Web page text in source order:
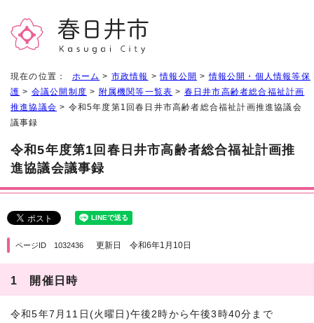
現在の位置： ホーム > 市政情報 >情報公開 >情報公開・個人情報等保
護 > 会議公開制度 > 附属機関等一覧表 > 春日井市高齢者総合福祉計画
推進協議会 > 令和5年度第1回春日井市高齢者総合福祉計画推進協議会
議事録
令和5年度第1回春日井市高齢者総合福祉計画推
進協議会議事録
ページID 1032436 更新日 令和6年1月10日
1 開催日時
令和5年7月11日(火曜日)午後2時から午後3時40分まで